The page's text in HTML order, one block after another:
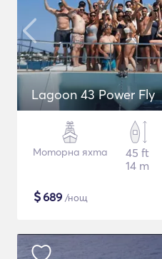
Lagoon 43 Power Fly
Моторна яхта
45 ft
14 m
$689 /нощ